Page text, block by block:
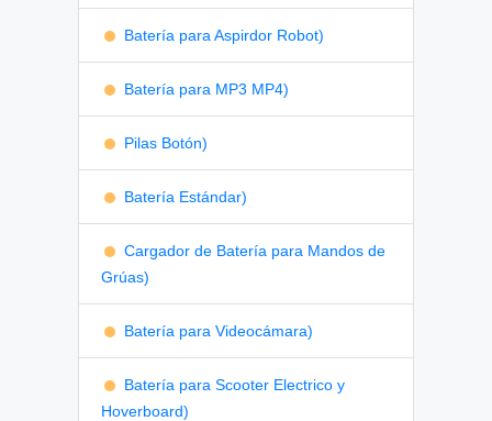
Batería para Aspirdor Robot)
Batería para MP3 MP4)
Pilas Botón)
Batería Estándar)
Cargador de Batería para Mandos de
Grúas)
Batería para Videocámara)
Batería para Scooter Electrico y
Hoverboard)